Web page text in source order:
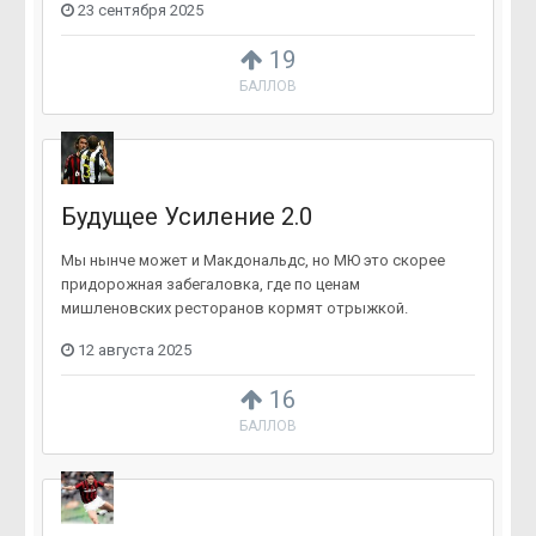
19
БАЛЛОВ
23 сентября 2025
16
БАЛЛОВ
Будущее Усиление 2.0
Мы нынче может и Макдональдс, но МЮ это скорее
придорожная забегаловка, где по ценам
мишленовских ресторанов кормят отрыжкой.
12 августа 2025